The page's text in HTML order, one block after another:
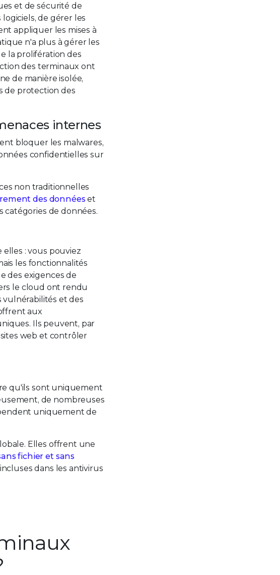
et de sécurité de
de gérer les
appliquer les mises à
n'a plus à gérer les
la prolifération des
des terminaux ont
de manière isolée,
de protection des
internes
bloquer les malwares,
confidentielles sur
non traditionnelles
des donnéeset
catégories de données.
: vous pouviez
les fonctionnalités
des exigences de
le cloud ont rendu
vulnérabilités et des
aux
Ils peuvent, par
web et contrôler
qu'ils sont uniquement
de nombreuses
uniquement de
Elles offrent une
fichier et sans
dans les antivirus